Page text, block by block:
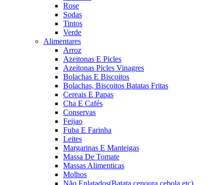
Rose
Sodas
Tintos
Verde
Alimentares
Arroz
Azeitonas E Picles
Azeitonas Picles Vinagres
Bolachas E Biscoitos
Bolachas, Biscoitos Batatas Fritas
Cereais E Papas
Cha E Cafés
Conservas
Feijao
Fuba E Farinha
Leites
Margarinas E Manteigas
Massa De Tomate
Massas Alimenticas
Molhos
Não Enlatados(Batata,cenoura,cebola,etc)